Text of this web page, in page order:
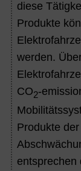
diese
Produkte
werden.
CO2-
Produkte
entsprechen